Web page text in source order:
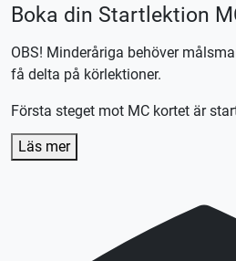
Boka din Startlektion
OBS! Minderåriga behöver
få delta på körlektioner.
Första steget mot MC kortet är
Börja övningsköra med en
Efter lektionen skräddarsyr vi en
förutsättningar och önskemål.
Läs mer